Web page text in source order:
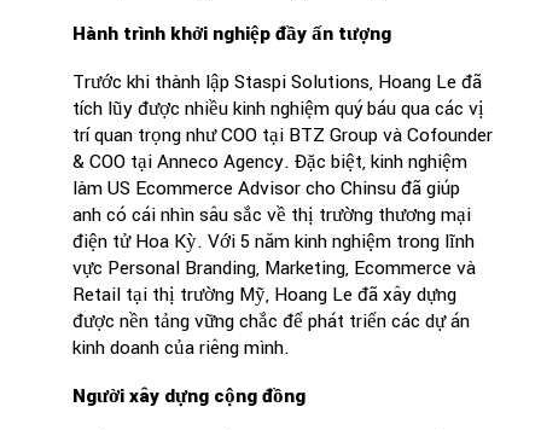
Hành trình khởi nghiệp đầy ấn tượng
Trước khi thành lập Staspi Solutions, Hoang Le đã
tích lũy được nhiều kinh nghiệm quý báu qua các vị
trí quan trọng như COO tại BTZ Group và Cofounder
& COO tại Anneco Agency. Đặc biệt, kinh nghiệm
làm US Ecommerce Advisor cho Chinsu đã giúp
anh có cái nhìn sâu sắc về thị trường thương mại
điện tử Hoa Kỳ. Với 5 năm kinh nghiệm trong lĩnh
vực Personal Branding, Marketing, Ecommerce và
Retail tại thị trường Mỹ, Hoang Le đã xây dựng
được nền tảng vững chắc để phát triển các dự án
kinh doanh của riêng mình.
Người xây dựng cộng đồng